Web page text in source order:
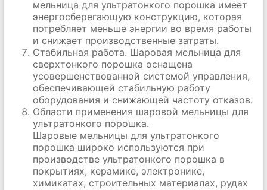
мельница для ультратонкого порошка имеет
энергосберегающую конструкцию, которая
потребляет меньше энергии во время работы
и снижает производственные затраты.
Стабильная работа. Шаровая мельница для
сверхтонкого порошка оснащена
усовершенствованной системой управления,
обеспечивающей стабильную работу
оборудования и снижающей частоту отказов.
Области применения шаровой мельницы для
ультратонкого порошка.
Шаровые мельницы для ультратонкого
порошка широко используются при
производстве ультратонкого порошка в
покрытиях, керамике, электронике,
химикатах, строительных материалах, рудах